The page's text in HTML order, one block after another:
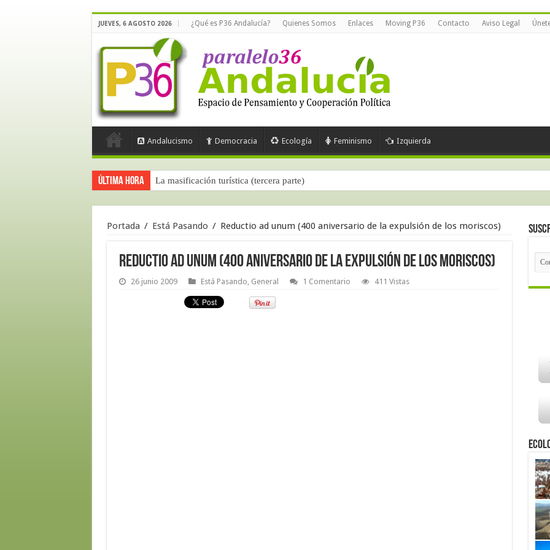
JUEVES, 6 AGOSTO 2026 ¿Qué es P36 Andalucía? Quienes Somos Enlaces Moving P36 Contacto Aviso Legal
Andalucismo Democracia Ecología Feminismo Izquierda
Última hora La masificación turística (tercera parte)
Portada / Está Pasando / Reductio ad unum (400 aniversario de la expulsión de los moriscos)
Reductio ad unum (400 aniversario de la expulsión de los moriscos)
26 junio 2009 Está Pasando, General 1 Comentario 411 Vistas